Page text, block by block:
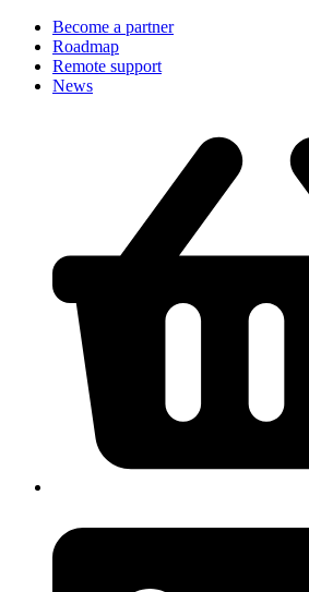
Become a partner
Roadmap
Remote support
News